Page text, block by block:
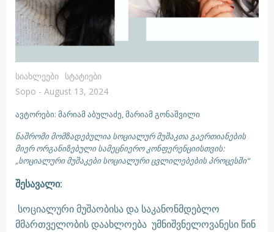
Სიახლეები Სტატიები
Sopo - August 13, 2024
ავტორები: მარიამ აბულაძე, მარიამ გონაშვილი
ნაშრომი მომზადებულია სოციალურ მუშაკთა გაერთიანების
მიერ ორგანიზებული სამეცნიერო კონფერენციისთვის:
„სოციალური მუშაკები სოციალური ცვლილებების პროცესში“
შესავალი:
სოციალური მუშაობისა და საკანონმდებლო
მმართველობის დაახლოება უმნიშვნელოვანესი წინ